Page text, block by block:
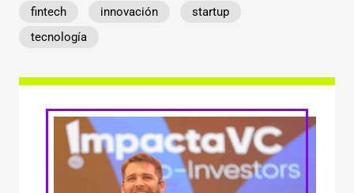
fintech innovación
startup
tecnología